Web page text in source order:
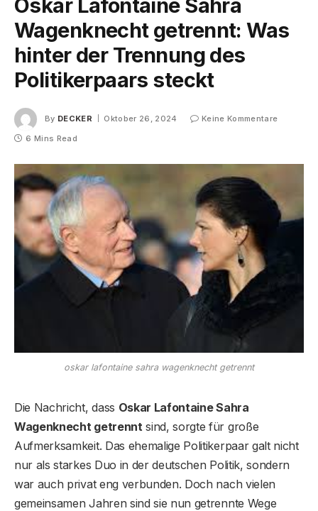
Oskar Lafontaine Sahra
Wagenknecht getrennt: Was
hinter der Trennung des
Politikerpaars steckt
By DECKER Oktober 26, 2024
Keine Kommentare
6 Mins Read
oskar lafontaine sahra wagenknecht getrennt
Die Nachricht, dass Oskar Lafontaine Sahra
Wagenknecht getrennt sind, sorgte für große
Aufmerksamkeit. Das ehemalige Politikerpaar galt nicht
nur als starkes Duo in der deutschen Politik, sondern
war auch privat eng verbunden. Doch nach vielen
gemeinsamen Jahren sind sie nun getrennte Wege